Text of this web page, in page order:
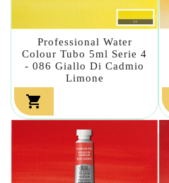
Professional Water
Colour Tubo 5ml Serie 4
- 086 Giallo Di Cadmio
Limone
